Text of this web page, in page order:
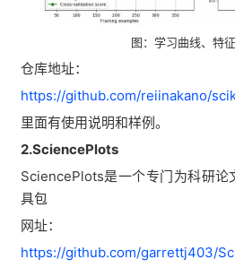
图：学习曲线、特
仓库地址：
https://github.com/reiinakano/
里面有使用说明和样例。
2.SciencePlots
SciencePlots是一个专门为科研论
具包
网址：
https://github.com/garrettj403/